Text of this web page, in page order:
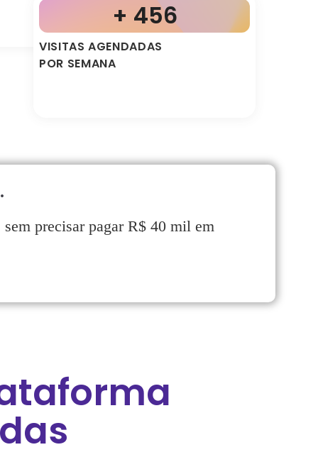
+ 456
VISITAS AGENDADAS
POR SEMANA
precisar pagar R$ 40 mil em